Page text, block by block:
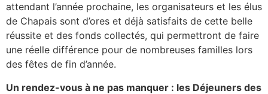
attendant l’année prochaine, les organisateurs et les élus
de Chapais sont d’ores et déjà satisfaits de cette belle
réussite et des fonds collectés, qui permettront de faire
une réelle différence pour de nombreuses familles lors
des fêtes de fin d’année.
Un rendez-vous à ne pas manquer : les Déjeuners des